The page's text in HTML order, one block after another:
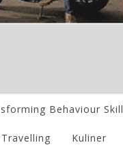
Behaviour Skill
Travelling Kuliner